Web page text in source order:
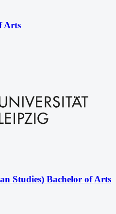
Arts
Studies) Bachelor of Arts